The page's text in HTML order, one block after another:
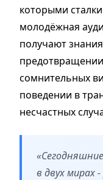
которыми
молодёжная
получают
сомнительных
поведении в
несчастных
в двух мирах